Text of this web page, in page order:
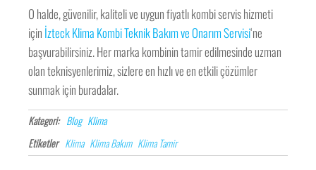
O halde, güvenilir, kaliteli ve uygun fiyatlı kombi servis hizmeti
için İzteck Klima Kombi Teknik Bakım ve Onarım Servisi‘ne
başvurabilirsiniz. Her marka kombinin tamir edilmesinde uzman
olan teknisyenlerimiz, sizlere en hızlı ve en etkili çözümler
sunmak için buradalar.
Kategori: Blog Klima
Etiketler Klima Klima Bakım Klima Tamir